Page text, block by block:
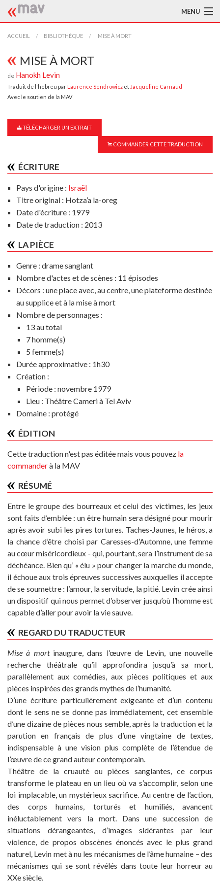
MENU
ACCUEIL
BIBLIOTHÈQUE
TRADUCTEURS
AIDE À LA TRADUCTION
À L'AFFICHE
ACCUEIL BIBLIOTHÈQUE MISE À MORT
MISE À MORT
de Hanokh Levin
Traduit de l'hébreu par Laurence Sendrowicz et Jacqueline Carnaud
Avec le soutien de la MAV
TÉLÉCHARGER UN EXTRAIT
COMMANDER CETTE TRADUCTION
ÉCRITURE
Pays d'origine : Israël
Titre original : Hotza’a la-oreg
Date d'écriture : 1979
Date de traduction : 2013
LA PIÈCE
Genre : drame sanglant
Nombre d'actes et de scènes : 11 épisodes
Décors : une place avec, au centre, une plateforme destinée
au supplice et à la mise à mort
Nombre de personnages :
13 au total
7 homme(s)
5 femme(s)
Durée approximative : 1h30
Création :
Période : novembre 1979
Lieu : Théâtre Cameri à Tel Aviv
Domaine : protégé
ÉDITION
Cette traduction n'est pas éditée mais vous pouvez la
commanderà la MAV
RÉSUMÉ
Entre le groupe des bourreaux et celui des victimes, les jeux
sont faits d’emblée : un être humain sera désigné pour mourir
après avoir subi les pires tortures. Taches-Jaunes, le héros, a
la chance d’être choisi par Caresses-d’Automne, une femme
au cœur miséricordieux - qui, pourtant, sera l’instrument de sa
déchéance. Bien qu’ « élu » pour changer la marche du monde,
il échoue aux trois épreuves successives auxquelles il accepte
de se soumettre : l’amour, la servitude, la pitié. Levin crée ainsi
un dispositif qui nous permet d’observer jusqu’où l’homme est
capable d’aller pour avoir la vie sauve.
REGARD DU TRADUCTEUR
Mise à mortinaugure, dans l’œuvre de Levin, une nouvelle
recherche théâtrale qu’il approfondira jusqu’à sa mort,
parallèlement aux comédies, aux pièces politiques et aux
pièces inspirées des grands mythes de l’humanité.
D’une écriture particulièrement exigeante et d’un contenu
dont le sens ne se donne pas immédiatement, cet ensemble
d’une dizaine de pièces nous semble, après la traduction et la
parution en français de plus d’une vingtaine de textes,
indispensable à une vision plus complète de l’étendue de
l’œuvre de ce grand auteur contemporain.
Théâtre de la cruauté ou pièces sanglantes, ce corpus
transforme le plateau en un lieu où va s’accomplir, selon une
loi implacable, un mystérieux sacrifice. Au centre de l’action,
des corps humains, torturés et humiliés, avancent
inéluctablement vers la mort. Dans une succession de
situations dérangeantes, d’images sidérantes par leur
violence, de propos obscènes énoncés avec le plus grand
naturel, Levin met à nu les mécanismes de l’âme humaine – des
mécanismes qui se sont révélés dans toute leur horreur au
XXe siècle.